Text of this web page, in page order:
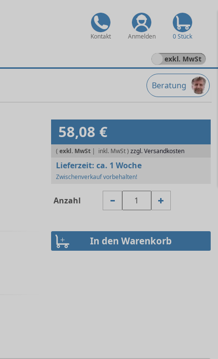
Kontakt Anmelden 0 Stück
exkl. MwSt
Beratung
58,08 €
( exkl. MwSt | zzgl. Versandkosten
Lieferzeit: ca. 1 Woche
Zwischenverkauf vorbehalten!
Anzahl